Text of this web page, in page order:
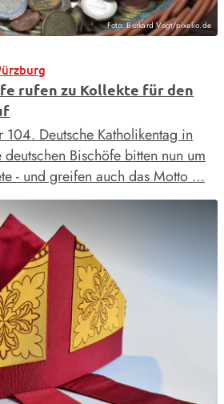
Foto: Burkard Vogt/pixelio.de
rufen zu Kollekte für den
Deutsche Katholikentag in
Bischöfe bitten nun um
- und greifen auch das Motto …